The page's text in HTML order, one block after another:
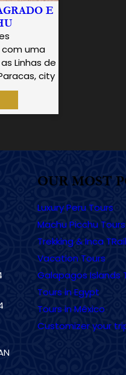
E
com uma
Linhas de
city
OUR MOST
Luxury Peru Tours
Machu Picchu Tours
Trekking & Inca TRail
Vacation Tours
Galapagos Islands
Tours in Egypt
Tours in México
Customizer your